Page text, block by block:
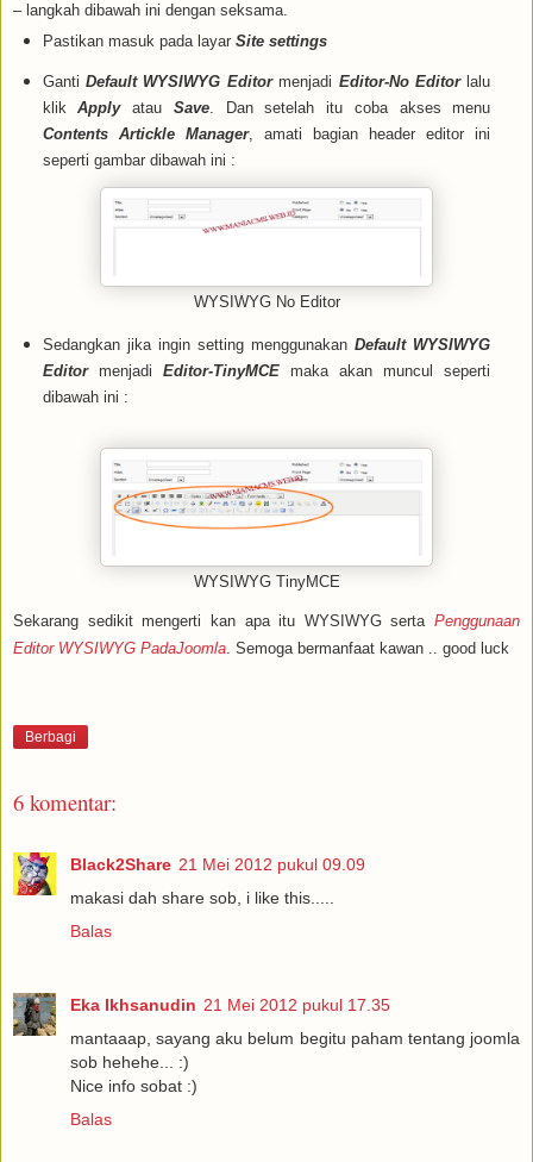
– langkah dibawah ini dengan seksama.
Pastikan masuk pada layar Site settings
Ganti Default WYSIWYG Editormenjadi Editor-No Editorlalu
klikApplyatau Save. Dan setelah itu coba akses menu
Contents Artickle Manager, amati bagian header editor ini
seperti gambar dibawah ini :
WYSIWYG No Editor
Sedangkan jika ingin setting menggunakanDefault WYSIWYG
Editormenjadi Editor-TinyMCEmaka akan muncul seperti
dibawah ini :
WYSIWYG TinyMCE
Sekarang sedikit mengerti kan apa itu WYSIWYG serta Penggunaan
Editor WYSIWYG PadaJoomla . Semoga bermanfaat kawan .. good luck
Berbagi
6 komentar:
Black2Share 21 Mei 2012 pukul 09.09
makasi dah share sob, i like this.....
Balas
Eka Ikhsanudin 21 Mei 2012 pukul 17.35
mantaaap, sayang aku belum begitu paham tentang joomla
sob hehehe... :)
Nice info sobat :)
Balas